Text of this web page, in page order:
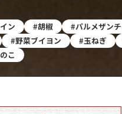
ン #胡椒
#パルメザン
#野菜ブイヨン #玉ねぎ
こ